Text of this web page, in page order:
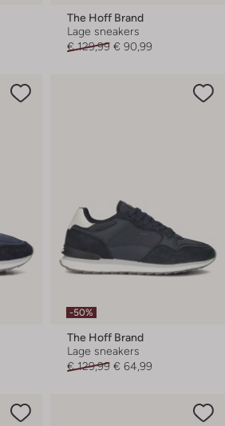
The Hoff Brand
Lage sneakers
€ 129,99 € 90,99
-50%
The Hoff Brand
Lage sneakers
€ 129,99 € 64,99